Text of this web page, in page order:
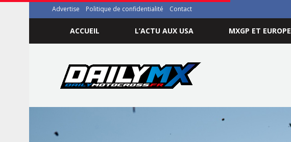
Advertise Politique de confidentialité Contact
ACCUEIL L’ACTU AUX USA MXGP ET EUROPE